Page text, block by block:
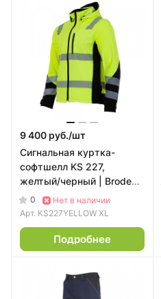
9 400 руб./шт
Сигнальная куртка-
софтшелл KS 227,
желтый/черный | Brodeks
(XL)
0
Нет в наличии
Арт. KS227YELLOW XL
Подробнее